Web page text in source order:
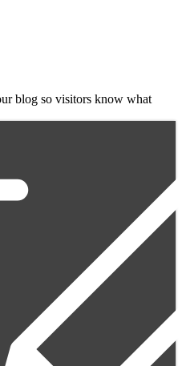
blog so visitors know what